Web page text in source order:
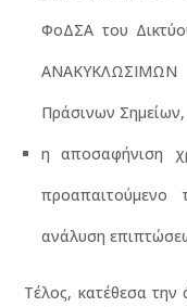
ΦοΔΣΑ του
Πράσινων Σημείων,
η αποσαφήνιση
ανάλυση
Τέλος, κατέθεσα την